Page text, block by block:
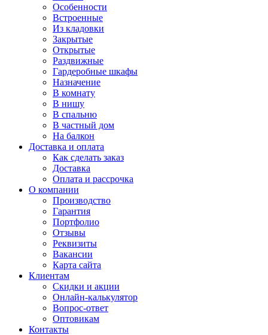
Особенности
Встроенные
Из кладовки
Закрытые
Открытые
Раздвижные
Гардеробные шкафы
Назначение
В комнату
В нишу
В спальню
В частный дом
На балкон
Доставка и оплата
Как сделать заказ
Доставка
Оплата и рассрочка
О компании
Производство
Гарантия
Портфолио
Отзывы
Реквизиты
Вакансии
Карта сайта
Клиентам
Скидки и акции
Онлайн-калькулятор
Вопрос-ответ
Оптовикам
Контакты